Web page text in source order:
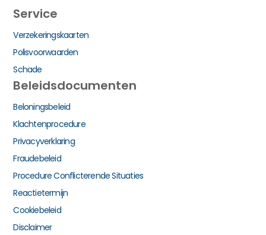
Service
Verzekeringskaarten
Polisvoorwaarden
Schade
Beleidsdocumenten
Beloningsbeleid
Klachtenprocedure
Privacyverklaring
Fraudebeleid
Procedure Conflicterende Situaties
Reactietermijn
Cookiebeleid
Disclaimer